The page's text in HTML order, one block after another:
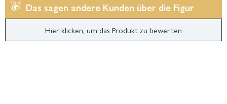
Das sagen andere Kunden über die Figur
Hier klicken, um das Produkt zu bewerten